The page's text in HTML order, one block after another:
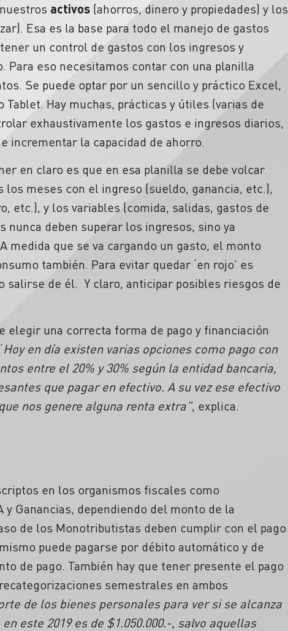
activos (ahorros, dinero y propiedades) y los
Esa es la base para todo el manejo de gastos
un control de gastos con los ingresos y
Para eso necesitamos contar con una planilla
Se puede optar por un sencillo y práctico Excel,
Hay muchas, prácticas y útiles (varias de
exhaustivamente los gastos e ingresos diarios,
incrementar la capacidad de ahorro.
en claro es que en esa planilla se debe volcar
meses con el ingreso (sueldo, ganancia, etc.),
etc.), y los variables (comida, salidas, gastos de
deben superar los ingresos, sino ya
medida que se va cargando un gasto, el monto
también. Para evitar quedar ‘en rojo’ es
salirse de él. Y claro, anticipar posibles riesgos de
elegir una correcta forma de pago y financiación
Hoy en día existen varias opciones como pago con
entre el 20% y 30% según la entidad bancaria,
que pagar en efectivo. A su vez ese efectivo
nos genere alguna renta extra”, explica.
en los organismos fiscales como
Ganancias, dependiendo del monto de la
de los Monotributistas deben cumplir con el pago
puede pagarse por débito automático y de
de pago. También hay que tener presente el pago
semestrales en ambos
de los bienes personales para ver si se alcanza
este 2019 es de $1.050.000.-, salvo aquellas